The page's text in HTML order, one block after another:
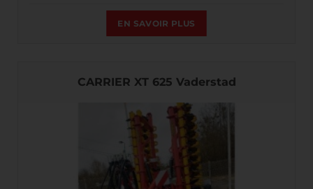
EN SAVOIR PLUS
CARRIER XT 625 Vaderstad